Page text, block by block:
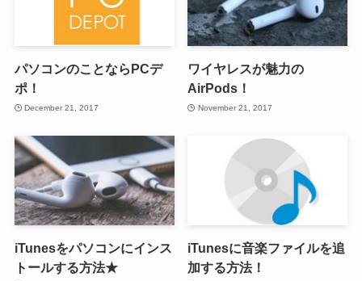
パソコンのことならPCデ
ポ！
December 21, 2017
ワイヤレスが魅力の
AirPods！
November 21, 2017
iTunesをパソコンにインス
トールする方法★
iTunesに音楽ファイルを追
加する方法！